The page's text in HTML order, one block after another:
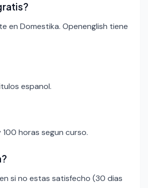
en Domestika. Openenglish tiene
espanol.
100 horas segun curso.
si no estas satisfecho (30 dias